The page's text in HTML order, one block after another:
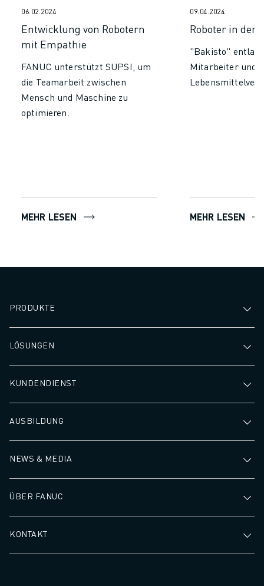
06.02.2024
Entwicklung von Robotern
mit Empathie
FANUC unterstützt SUPSI, um
die Teamarbeit zwischen
Mensch und Maschine zu
optimieren.
MEHR LESEN
09.04.2024
Roboter in der
"Bakisto"
Mitarbeiter und
MEHR LESEN
PRODUKTE
LÖSUNGEN
KUNDENDIENST
AUSBILDUNG
NEWS & MEDIA
ÜBER FANUC
KONTAKT